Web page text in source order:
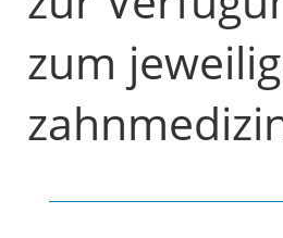
zum